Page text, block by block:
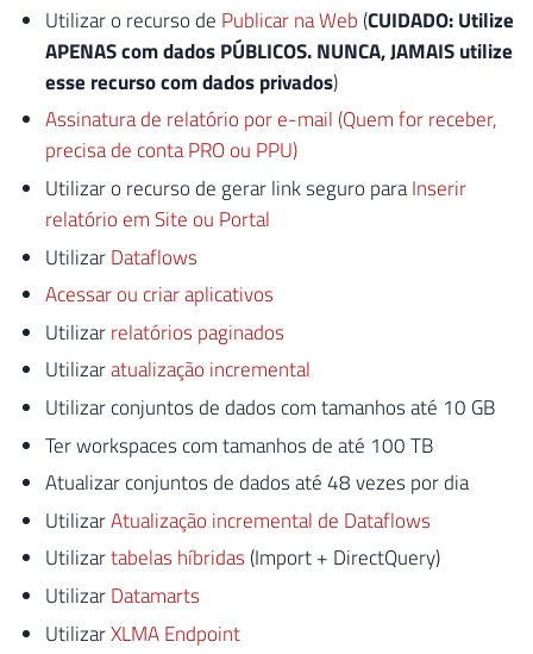
Utilizar o recurso de Publicar na Web (CUIDADO: Utilize
APENAS com dados PÚBLICOS. NUNCA, JAMAIS utilize
esse recurso com dados privados)
Assinatura de relatório por e-mail (Quem for receber,
precisa de conta PRO ou PPU)
Utilizar o recurso de gerar link seguro paraInserir
relatório em Site ou Portal
UtilizarDataflows
Acessar ou criar aplicativos
Utilizarrelatórios paginados
Utilizaratualização incremental
Utilizar conjuntos de dados com tamanhos até 10 GB
Ter workspaces com tamanhos de até 100 TB
Atualizar conjuntos de dados até 48 vezes por dia
UtilizarAtualização incremental de Dataflows
Utilizartabelas híbridas (Import + DirectQuery)
UtilizarDatamarts
UtilizarXLMA Endpoint